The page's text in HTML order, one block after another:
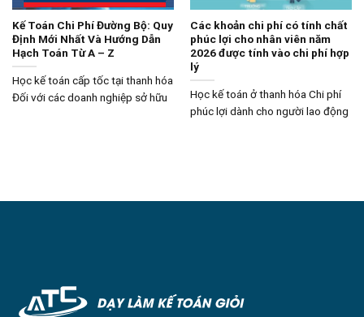
Kế Toán Chi Phí Đường Bộ: Quy
Định Mới Nhất Và Hướng Dẫn
Hạch Toán Từ A – Z
Học kế toán cấp tốc tại thanh hóa
Đối với các doanh nghiệp sở hữu
Các khoản chi phí có tính chất
phúc lợi cho nhân viên năm
2026 được tính vào chi phí hợp
lý
Học kế toán ở thanh hóa Chi phí
phúc lợi dành cho người lao động